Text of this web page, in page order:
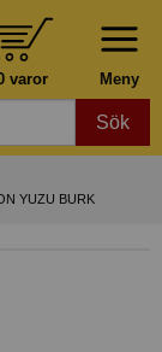
Meny
varor
Sök
YUZU BURK